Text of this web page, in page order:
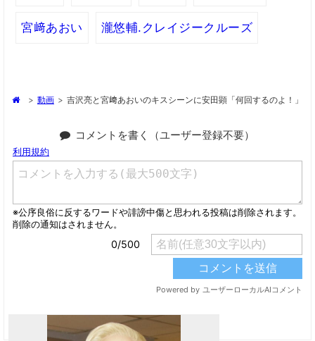
宮﨑あおい 瀧悠輔.クレイジークルーズ
> 動画 > 吉沢亮と宮﨑あおいのキスシーンに安田顕「何回するのよ！」
コメントを書く（ユーザー登録不要）